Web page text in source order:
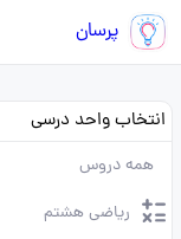
پرسان
انتخاب واحد درسی
همه دروس
ریاضی هشتم